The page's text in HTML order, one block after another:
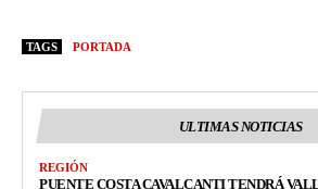
TAGS PORTADA
ULTIMAS NOTICIAS
REGIÓN
PUENTE COSTA CAVALCANTI TENDRÁ